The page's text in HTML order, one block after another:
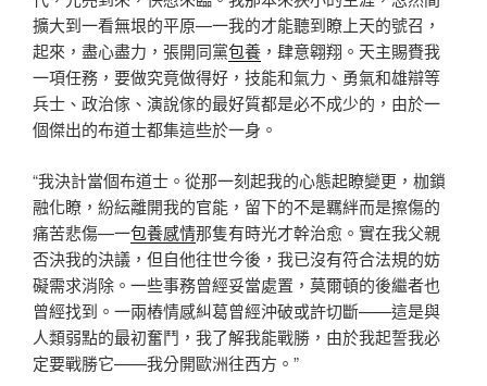
擴大到一看無垠的平原—一我的才能聽到瞭上天的號召，
起來，盡心盡力，張開同黨包養 ，肆意翱翔。天主賜賚我
一項任務，要做究竟做得好，技能和氣力、勇氣和雄辯等
兵士、政治傢、演說傢的最好質都是必不成少的，由於一
個傑出的布道士都集這些於一身。
“我決計當個布道士。從那一刻起我的心態起瞭變更，枷鎖
融化瞭，紛紜離開我的官能，留下的不是羈絆而是擦傷的
痛苦悲傷—一包養感情那隻有時光才幹治愈。實在我父親
否決我的決議，但自他往世今後，我已沒有符合法規的妨
礙需求消除。一些事務曾經妥當處置，莫爾頓的後繼者也
曾經找到。一兩樁情感糾葛曾經沖破或許切斷——這是與
人類弱點的最初奮鬥，我了解我能戰勝，由於我起誓我必
定要戰勝它——我分開歐洲往西方。”